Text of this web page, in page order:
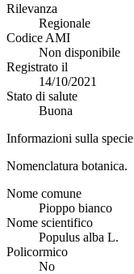
Rilevanza
Regionale
Codice AMI
Non disponibile
Registrato il
14/10/2021
Stato di salute
Buona
Informazioni sulla specie
Nomenclatura botanica.
Nome comune
Pioppo bianco
Nome scientifico
Populus alba L.
Policormico
No